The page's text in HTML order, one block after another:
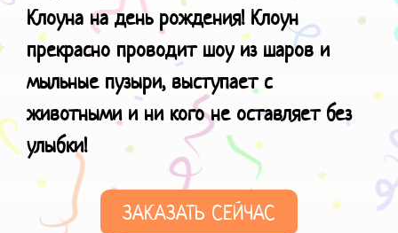
Клоуна на день рождения! Клоун
прекрасно проводит шоу из шаров и
мыльные пузыри, выступает с
животными и ни кого не оставляет без
улыбки!
ЗАКАЗАТЬ СЕЙЧАС